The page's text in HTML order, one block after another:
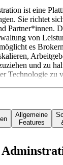
ist eine
Sie richtet
Partner*innen.
von
es
und zu
Technologie zu
Allgemeine
Features